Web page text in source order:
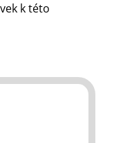
k této